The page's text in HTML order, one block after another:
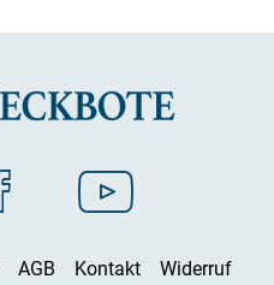
AGB Kontakt Widerruf